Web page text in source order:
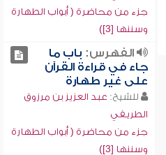
جزء من محاضرة ( أبواب الطهارة
وسننها [3])
الفهرس: باب ما
جاء في قراءة القرآن
على غير طهارة
للشيخ: عبد العزيز بن مرزوق
الطريفي
جزء من محاضرة ( أبواب الطهارة
وسننها [3])